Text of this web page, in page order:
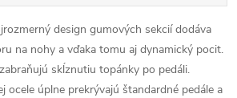
design gumových sekcií dodáva
na nohy a vďaka tomu aj dynamický pocit.
skĺznutiu topánky po pedáli.
ocele úplne prekrývajú štandardné pedále a